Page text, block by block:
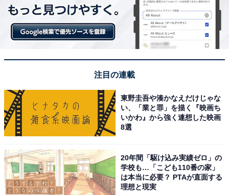
注目の連載
東野圭吾や湊かなえだけじゃな
い、「業と罪」を描く『映画ち
いかわ』から強く連想した映画
8選
20年間「駆け込み実績ゼロ」の
学校も…「こども110番の家」
は本当に必要？ PTAが直面する
理想と現実